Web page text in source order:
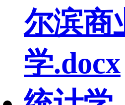
尔滨商
学.docx